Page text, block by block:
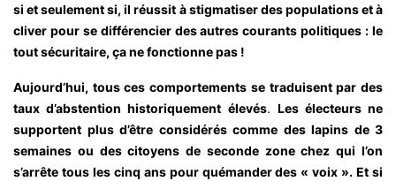
si et seulement si, il réussit à stigmatiser des populations et à
cliver pour se différencier des autres courants politiques : le
tout sécuritaire, ça ne fonctionne pas !
Aujourd’hui, tous ces comportements se traduisent par des
taux d’abstention historiquement élevés. Les électeurs ne
supportent plus d’être considérés comme des lapins de 3
semaines ou des citoyens de seconde zone chez qui l’on
s’arrête tous les cinq ans pour quémander des « voix ». Et si